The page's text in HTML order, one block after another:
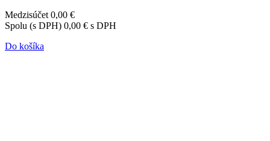
Medzisúčet 0,00 €
Spolu (s DPH) 0,00 € s DPH
Do košíka